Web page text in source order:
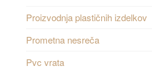
Proizvodnja plastičnih izdelkov
Prometna nesreča
Pvc vrata